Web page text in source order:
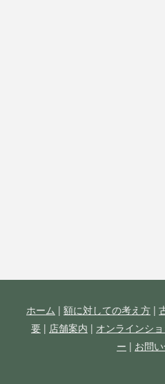
ホーム | 額に対しての考え方 |
要 | 店舗案内 | オンラインシ
ー | お問